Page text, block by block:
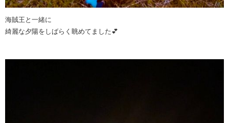
海賊王と一緒に
綺麗な夕陽をしばらく眺めてました💕